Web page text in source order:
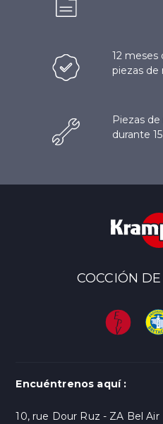
12 meses
piezas de
Piezas
durante
COCCIÓN
Encuéntrenos aquí :
10, rue Dour Ruz - ZA Bel Air